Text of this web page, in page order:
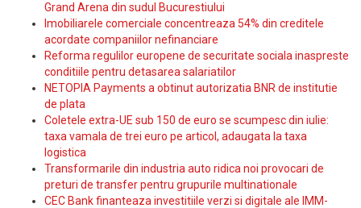
Grand Arena din sudul Bucurestiului
Imobiliarele comerciale concentreaza 54% din creditele
acordate companiilor nefinanciare
Reforma regulilor europene de securitate sociala inaspreste
conditiile pentru detasarea salariatilor
NETOPIA Payments a obtinut autorizatia BNR de institutie
de plata
Coletele extra-UE sub 150 de euro se scumpesc din iulie:
taxa vamala de trei euro pe articol, adaugata la taxa
logistica
Transformarile din industria auto ridica noi provocari de
preturi de transfer pentru grupurile multinationale
CEC Bank finanteaza investitiile verzi si digitale ale IMM-